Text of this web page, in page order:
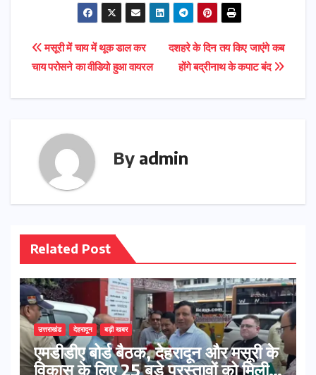
Post
navigation
दशहरे के दिन तय किए जाएंगे कब
होंगे बद्रीनाथ के कपाट बंद
मसूरी में चाय में थूक डाल कर
चाय परोसने का वीडियो हुआ वायरल
By admin
Related Post
उत्तराखंड देहरादून बड़ी खबर
एमडीडीए बोर्ड बैठक, देहरादून और मसूरी के
विकास के लिए 25 बड़े प्रस्तावों को मिली